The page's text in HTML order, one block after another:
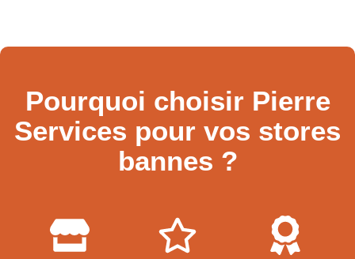
Pourquoi choisir Pierre
Services pour vos stores
bannes ?